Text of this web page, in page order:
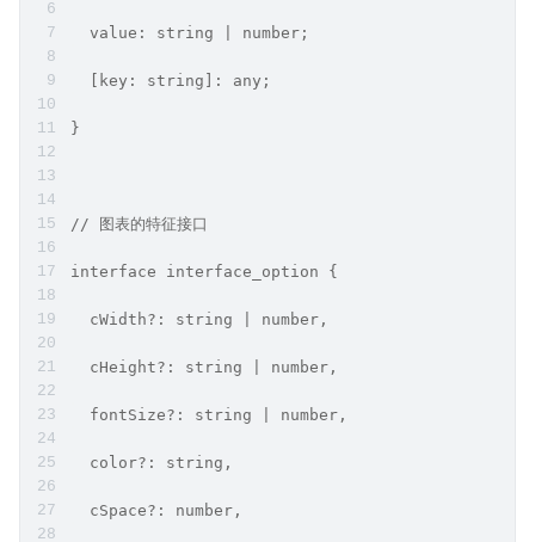
  value: string | number;
  [key: string]: any;
}
// 图表的特征接口
interface interface_option {
  cWidth?: string | number,
  cHeight?: string | number,
  fontSize?: string | number,
  color?: string,
  cSpace?: number,